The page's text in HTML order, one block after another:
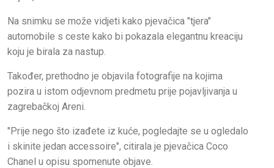
Na snimku se može vidjeti kako pjevačica "tjera"
automobile s ceste kako bi pokazala elegantnu kreaciju
koju je birala za nastup.
Također, prethodno je objavila fotografije na kojima
pozira u istom odjevnom predmetu prije pojavljivanja u
zagrebačkoj Areni.
"Prije nego što izađete iz kuće, pogledajte se u ogledalo
i skinite jedan accessoire", citirala je pjevačica Coco
Chanel u opisu spomenute objave.